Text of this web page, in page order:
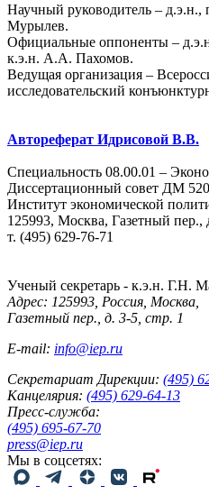
Научный руководитель –
Мурылев.
Официальные оппоненты –
к.э.н. А.А. Пахомов.
Ведущая организация –
исследовательский
Автореферат Идрисовой В.В.
Специальность 08.00.01 –
Диссертационный совет ДМ
Институт экономической
125993, Москва, Газетный пер.,
т. (495) 629-76-71
Ученый секретарь - к.э.н. Г.Н.
Адрес: 125993, Россия, Москва,
Газетный пер., д. 3-5, стр. 1
E-mail: info@iep.ru
Секретариат Дирекции: (495)
Канцелярия: (495) 629-64-13
Пресс-служба:
(495) 695-67-70
press@iep.ru
Мы в соцсетях: